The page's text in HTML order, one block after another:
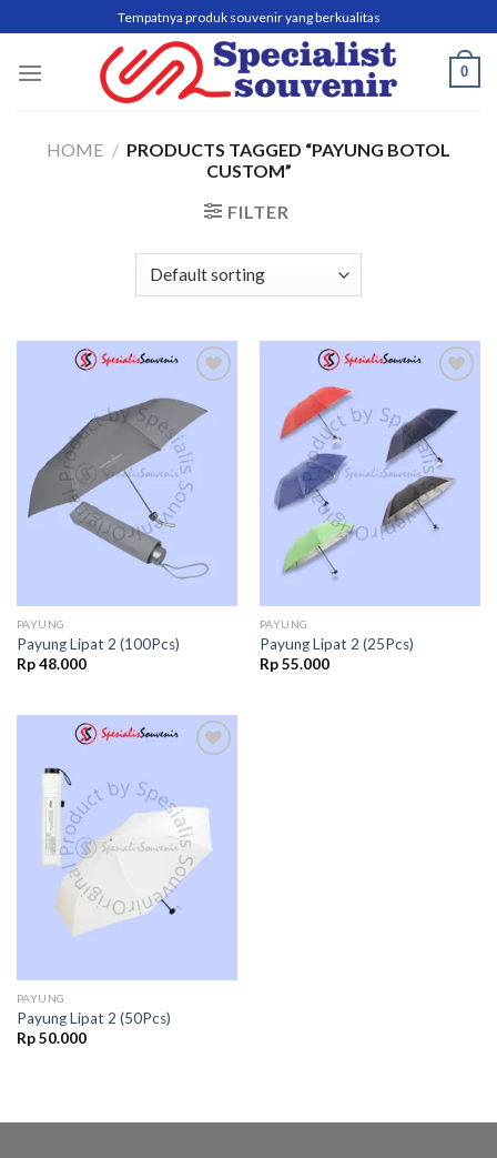
to
content
Tempatnya produk souvenir yang berkualitas
0
HOME / PRODUCTS TAGGED “PAYUNG BOTOL
CUSTOM”
FILTER
wishlist
PAYUNG
Payung Lipat 2 (100Pcs)
Rp48.000
Add to
wishlist
PAYUNG
Payung Lipat 2 (25Pcs)
Rp55.000
Add to
wishlist
PAYUNG
Payung Lipat 2 (50Pcs)
Rp50.000